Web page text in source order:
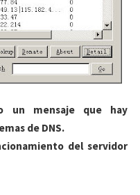
un mensaje que hay
de DNS.
del servidor